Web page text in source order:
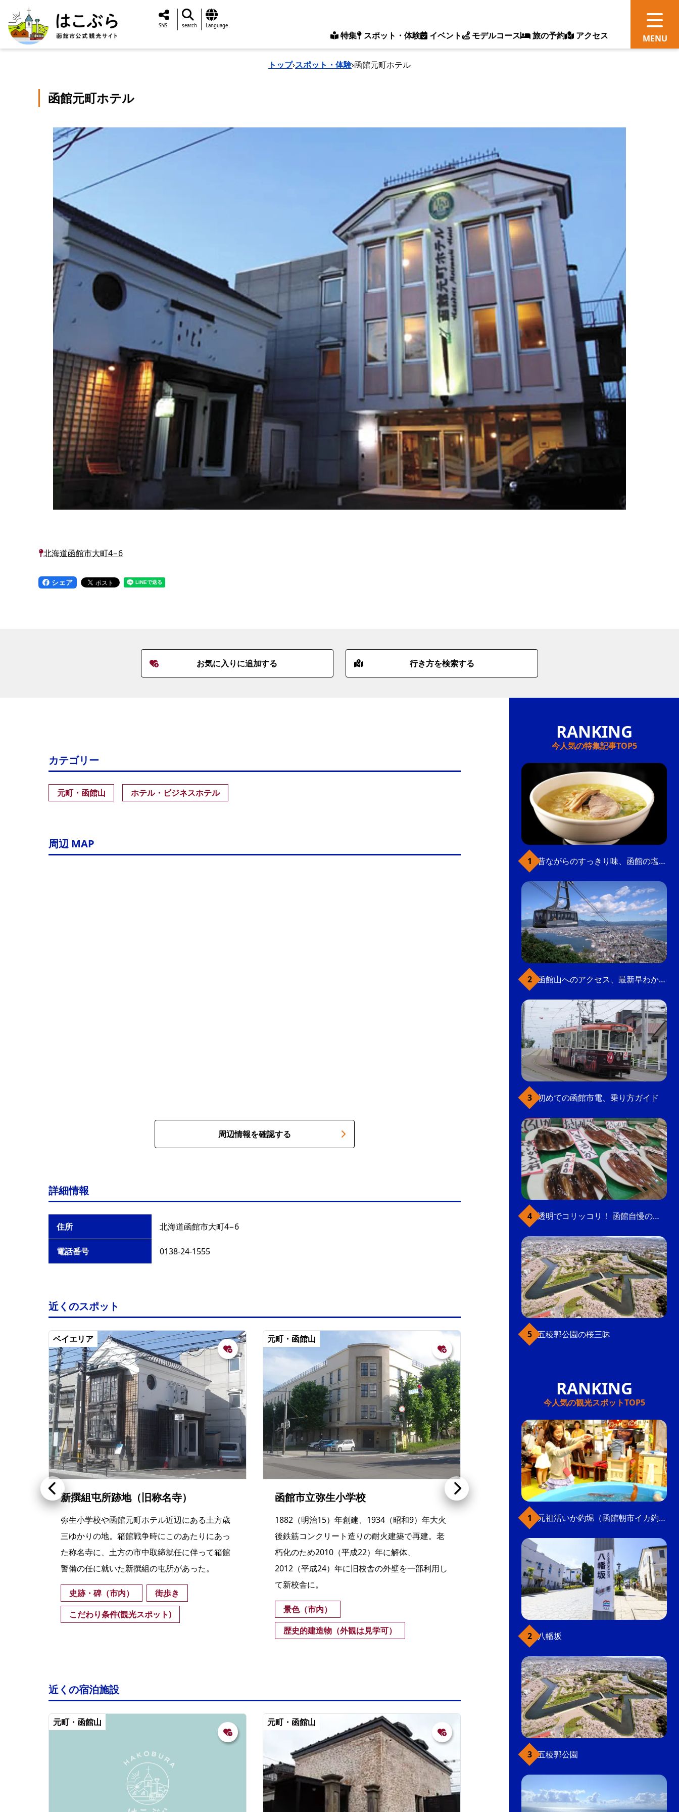
特集 スポット・体験 イベント モデルコース 旅の予約 アクセス
SNS search Language
トップ›スポット・体験›函館元町ホテル
函館元町ホテル
北海道函館市大町4−6
シェア
お気に入りに追加する 行き方を検索する
カテゴリー
元町・函館山 ホテル・ビジネスホテル
周辺 MAP
周辺情報を確認する
詳細情報
住所 北海道函館市大町4−6
電話番号 0138-24-1555
近くのスポット
ベイエリア
新撰組屯所跡地（旧称名寺）
弥生小学校や函館元町ホテル近辺にある土方歳
三ゆかりの地。箱館戦争時にこのあたりにあっ
た称名寺に、土方の市中取締就任に伴って箱館
警備の任に就いた新撰組の屯所があった。
史跡・碑（市内）
街歩き
こだわり条件(観光スポット)
元町・函館山
函館市立弥生小学校
1882（明治15）年創建、1934（昭和9）年大火
後鉄筋コンクリート造りの耐火建築で再建。老
朽化のため2010（平成22）年に解体、
2012（平成24）年に旧校舎の外壁を一部利用し
て新校舎に。
景色（市内）
歴史的建造物（外観は見学可）
ベイエリア
松原家住宅
大きな切妻屋根が特徴の京風町家。明治時代の
建築とは思えないほどの保存状態に、建物の質
の高さと、当時の商人の隆盛ぶりが垣間見られ
る。景観形成指定建築物。外観のみ見学可。
歴史的建造物（外観は見学可）
街歩き
こだわり条件(観光スポット)
近くの宿泊施設
元町・函館山 元町・函館山 元町・函館山
今人気の特集記事TOP5
昔ながらのすっきり味、函館の塩ラーメン
函館山へのアクセス、最新早わかりガイド
初めての函館市電、乗り方ガイド
透明でコリッコリ！ 函館自慢のいかをどうぞ
五稜郭公園の桜三昧
今人気の観光スポットTOP5
元祖活いか釣堀（函館朝市イカ釣り体験）
八幡坂
五稜郭公園